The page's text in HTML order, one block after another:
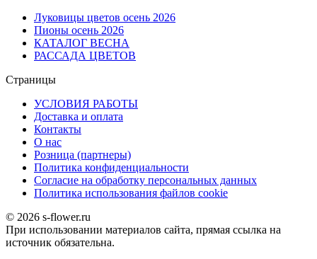
Луковицы цветов осень 2026
Пионы осень 2026
КАТАЛОГ ВЕСНА
РАССАДА ЦВЕТОВ
Страницы
УСЛОВИЯ РАБОТЫ
Доставка и оплата
Контакты
О наc
Розница (партнеры)
Политика конфиденциальности
Согласие на обработку персональных данных
Политика использования файлов сookie
© 2026 s-flower.ru
При использовании материалов сайта, прямая ссылка на
источник обязательна.